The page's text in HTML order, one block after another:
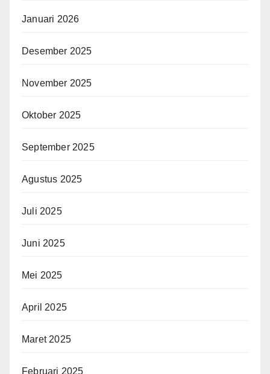
Januari 2026
Desember 2025
November 2025
Oktober 2025
September 2025
Agustus 2025
Juli 2025
Juni 2025
Mei 2025
April 2025
Maret 2025
Februari 2025